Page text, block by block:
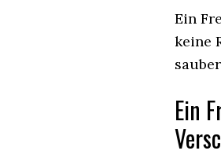
Ein
keine
Ein